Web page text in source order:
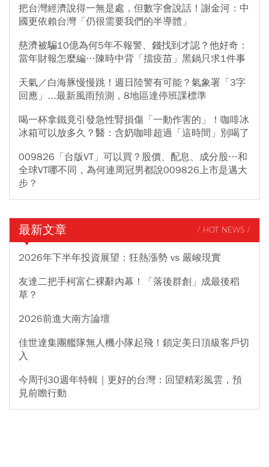
把台灣經濟說得一無是處，但數字會說話！謝金河：中
國更依賴台灣「仍很需要我們的半導體」
慈濟被騙10億為何5年不報警、錢找到才認？他好奇：
當年財報怎麼編…陳時中背「擋疫苗」黑鍋只求1件事
天氣／白海豚慢慢跳！週日陸警有可能？氣象署「3字
回應」...最新風雨預測，8地區達停班課標準
喝一杯拿鐵竟引發急性腎損傷「一動作害的」！咖啡冰
冰箱可以放多久？醫：含奶咖啡超過「這時間」別喝了
009826「台版VT」可以買？股價、配息、成分股…和
全球VT哪不同，為何連周冠男都說009826上市是邁大
步？
最新文章 / HOT NEWS /
2026年下半年投資展望：狂熱漲勢 vs 嚴峻現實
友達二把手柯富仁裸辭內幕！「落後群創」成最後稻
草？
2026前進大南方論壇
佳世達集團艦隊無人機小隊起飛！鎖定美日頂級客戶切
入
今周刊30週年特輯｜更好的台灣：回望精彩風雲，預
見前瞻行動